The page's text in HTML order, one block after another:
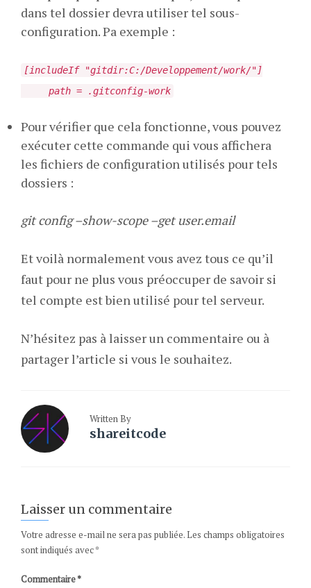
dans tel dossier devra utiliser tel sous-
configuration. Pa exemple :
[includeIf "gitdir:C:/Developpement/work/"]
path = .gitconfig-work
Pour vérifier que cela fonctionne, vous pouvez
exécuter cette commande qui vous affichera
les fichiers de configuration utilisés pour tels
dossiers :
git config –show-scope –get user.email
Et voilà normalement vous avez tous ce qu’il
faut pour ne plus vous préoccuper de savoir si
tel compte est bien utilisé pour tel serveur.
N’hésitez pas à laisser un commentaire ou à
partager l’article si vous le souhaitez.
Written By
shareitcode
Laisser un commentaire
Votre adresse e-mail ne sera pas publiée. Les champs obligatoires
sont indiqués avec*
Commentaire*